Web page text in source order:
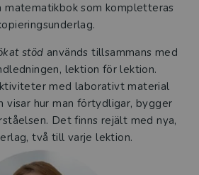
matematikbok som kompletteras
stöd används tillsammans med
lektion för lektion.
med laborativt material
visar hur man förtydligar, bygger
Det finns rejält med nya,
två till varje lektion.